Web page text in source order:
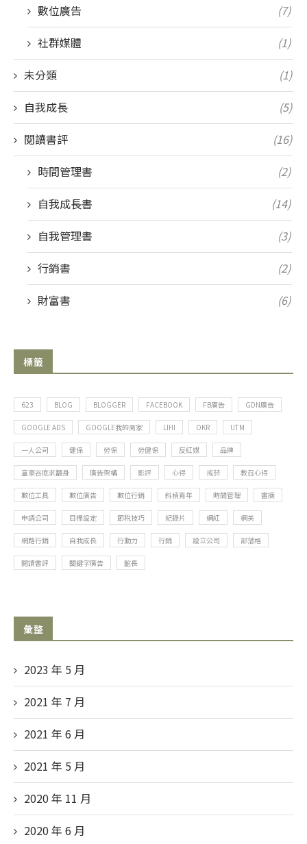
數位廣告
(7)
社群媒體
(1)
未分類
(1)
自我成長
(5)
閱讀書評
(16)
時間管理書
(2)
自我成長書
(14)
自我管理書
(3)
行銷書
(2)
財富書
(6)
標籤
623 BLOG BLOGGER FACEBOOK FB廣告 GDN廣告
GOOGLE ADS GOOGLE我的商家 LIHI OKR UTM
一人公司 健保 勞保 勞健保 反紅媒 品牌
富豪谷底求翻身 廣告架構 影評 心得 戒菸 教召心得
數位工具 數位廣告 數位行銷 斜槓青年 時間管理 書摘
申請公司 目標設定 節稅技巧 紀錄片 網紅 網美
網路行銷 自我成長 行動力 行銷 設立公司 部落格
閱讀書評 關鍵字廣告 館長
彙整
2023 年 5 月
2021 年 7 月
2021 年 6 月
2021 年 5 月
2020 年 11 月
2020 年 6 月